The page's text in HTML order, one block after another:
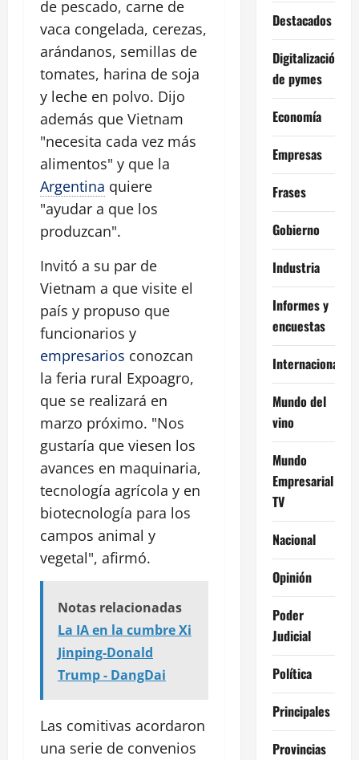
de pescado, carne de
vaca congelada, cerezas,
arándanos, semillas de
tomates, harina de soja
y leche en polvo. Dijo
además que Vietnam
"necesita cada vez más
alimentos" y que la
Argentina quiere
"ayudar a que los
produzcan".
Invitó a su par de
Vietnam a que visite el
país y propuso que
funcionarios y
empresarios conozcan
la feria rural Expoagro,
que se realizará en
marzo próximo. "Nos
gustaría que viesen los
avances en maquinaria,
tecnología agrícola y en
biotecnología para los
campos animal y
vegetal", afirmó.
Notas relacionadas
La IA en la cumbre Xi
Jinping-Donald
Trump - DangDai
Las comitivas acordaron
una serie de convenios
Destacados
Digitalización
de pymes
Economía
Empresas
Frases
Gobierno
Industria
Informes y
encuestas
Internacional
Mundo del
vino
Mundo
Empresarial
TV
Nacional
Opinión
Poder
Judicial
Política
Principales
Provincias